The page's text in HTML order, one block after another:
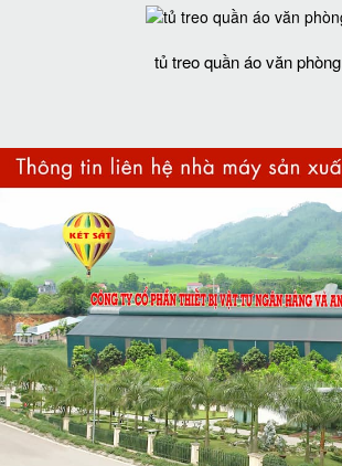
tủ treo quần áo văn phòng